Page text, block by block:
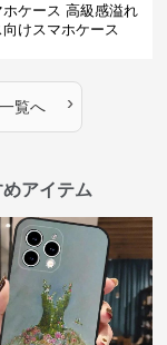
ケース 高級感溢れ
けスマホケース
覧へ ›
アイテム